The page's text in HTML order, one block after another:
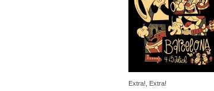
Extra!, Extra!